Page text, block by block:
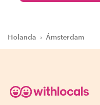
Holanda › Ámsterdam